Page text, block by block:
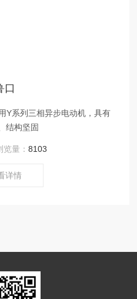
口
Y系列三相异步电动机，具有
结构坚固
览量：8103
详情